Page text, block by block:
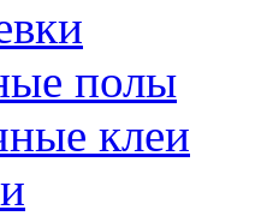
полы
клеи